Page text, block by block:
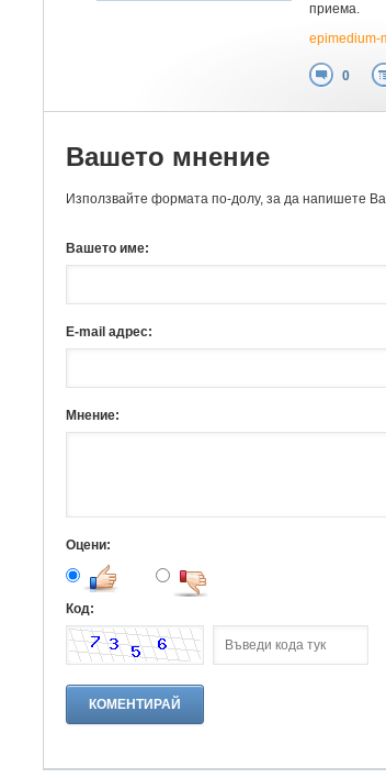
приема.
epimedium-
0
Вашето мнение
Използвайте формата по-долу, за да напишете
Вашето име:
E-mail адрес:
Мнение:
Оцени:
Код: